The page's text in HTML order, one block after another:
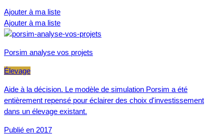
Ajouter à ma liste
Ajouter à ma liste
Porsim analyse vos projets
Élevage
Aide à la décision. Le modèle de simulation Porsim a été
entièrement repensé pour éclairer des choix d'investissement
dans un élevage existant.
Publié en 2017